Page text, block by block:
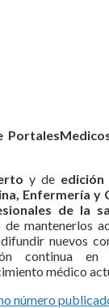
y de edición
Enfermería y
de la
mantenerlos
nuevos
continua en
médico
número